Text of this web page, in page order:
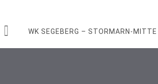
WK SEGEBERG – STORMARN-MITTE